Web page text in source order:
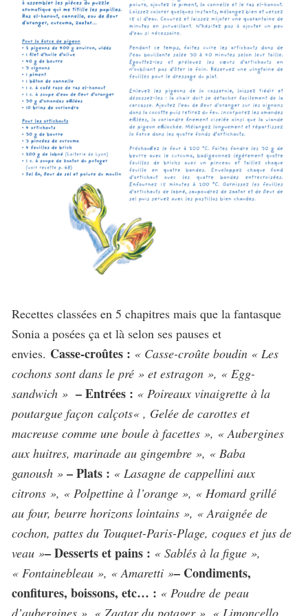
Recettes classées en 5 chapitres mais que la fantasque
Sonia a posées ça et là selon ses pauses et
envies. Casse-croûtes : « Casse-croûte boudin « Les
cochons sont dans le pré » et estragon », « Egg-
sandwich » – Entrées : « Poireaux vinaigrette à la
poutargue façon calçots« , Gelée de carottes et
macreuse comme une boule à facettes », « Aubergines
aux huitres, marinade au gingembre », « Baba
ganoush » – Plats : « Lasagne de cappellini aux
citrons », « Polpettine à l’orange », « Homard grillé
au four, beurre horizons lointains », « Araignée de
cochon, pattes du Touquet-Paris-Plage, coques et jus de
veau »– Desserts et pains : « Sablés à la figue »,
« Fontainebleau », « Amaretti »– Condiments,
confitures, boissons, etc… : « Poudre de peau
d’aubergines », « Zaatar du potager », « Limoncello